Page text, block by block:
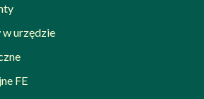
w urzędzie
FE